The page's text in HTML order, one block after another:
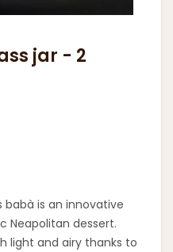
jar - 2
babà is an innovative
Neapolitan dessert.
light and airy thanks to